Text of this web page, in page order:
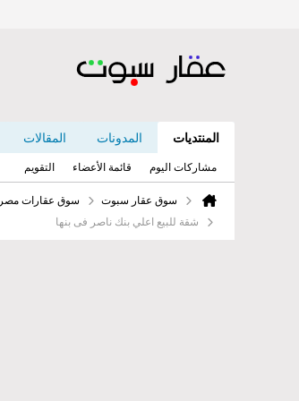
المنتديات المدونات المقالات
مشاركات اليوم قائمة الأعضاء التقويم
سوق عقار سبوت سوق عقارات مصر
شقة للبيع اعلي بنك ناصر فى بنها